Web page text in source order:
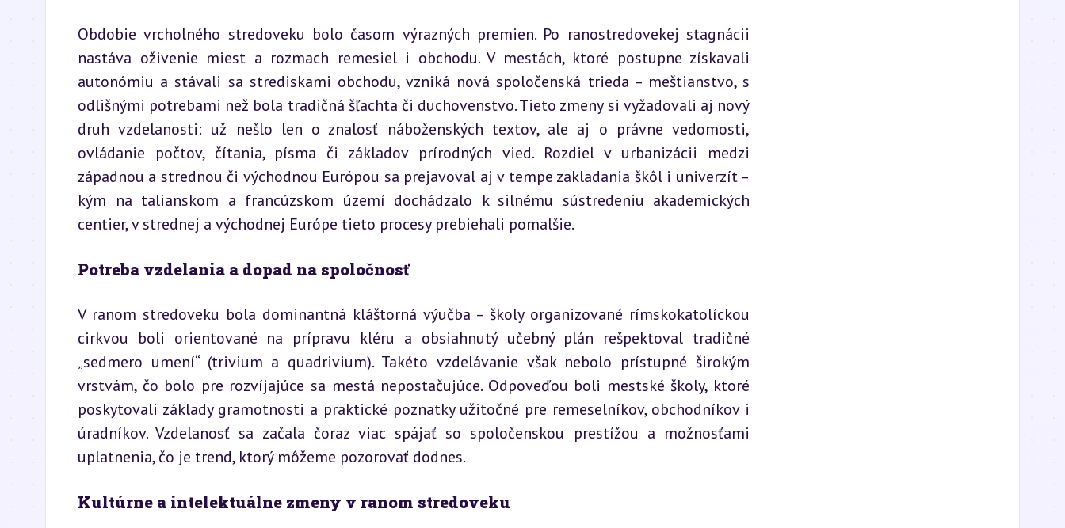
Obdobie vrcholného stredoveku bolo časom výrazných premien. Po ranostredovekej stagnácii
nastáva oživenie miest a rozmach remesiel i obchodu. V mestách, ktoré postupne získavali
autonómiu a stávali sa strediskami obchodu, vzniká nová spoločenská trieda – meštianstvo, s
odlišnými potrebami než bola tradičná šľachta či duchovenstvo. Tieto zmeny si vyžadovali aj nový
druh vzdelanosti: už nešlo len o znalosť náboženských textov, ale aj o právne vedomosti,
ovládanie počtov, čítania, písma či základov prírodných vied. Rozdiel v urbanizácii medzi
západnou a strednou či východnou Európou sa prejavoval aj v tempe zakladania škôl i univerzít –
kým na talianskom a francúzskom území dochádzalo k silnému sústredeniu akademických
centier, v strednej a východnej Európe tieto procesy prebiehali pomalšie.
Potreba vzdelania a dopad na spoločnosť
V ranom stredoveku bola dominantná kláštorná výučba – školy organizované rímskokatolíckou
cirkvou boli orientované na prípravu kléru a obsiahnutý učebný plán rešpektoval tradičné
„sedmero umení“ (trivium a quadrivium). Takéto vzdelávanie však nebolo prístupné širokým
vrstvám, čo bolo pre rozvíjajúce sa mestá nepostačujúce. Odpoveďou boli mestské školy, ktoré
poskytovali základy gramotnosti a praktické poznatky užitočné pre remeselníkov, obchodníkov i
úradníkov. Vzdelanosť sa začala čoraz viac spájať so spoločenskou prestížou a možnosťami
uplatnenia, čo je trend, ktorý môžeme pozorovať dodnes.
Kultúrne a intelektuálne zmeny v ranom stredoveku